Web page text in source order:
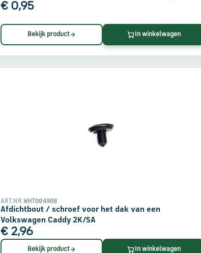
€ 0,95
Bekijk product In winkelwagen
ART.NR.WHT004908
Afdichtbout / schroef voor het dak van een
Volkswagen Caddy 2K/SA
€ 2,96
Bekijk product In winkelwagen